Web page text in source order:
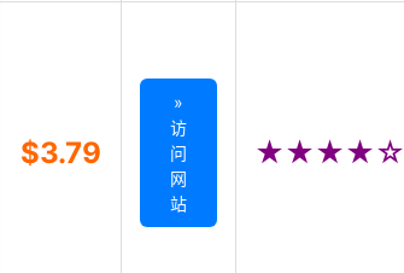
$3.79
»
访
问
网
站
★★★★☆